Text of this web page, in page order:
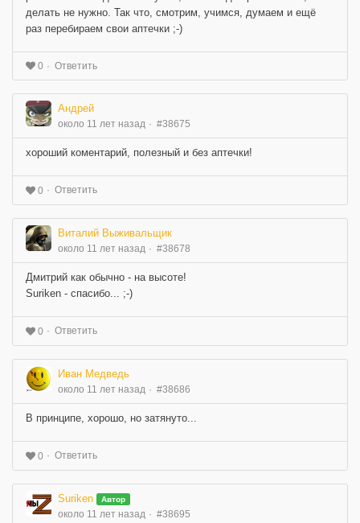
делать не нужно. Так что, смотрим, учимся, думаем и ещё
раз перебираем свои аптечки ;-)
0 Ответить
Андрей
около 11 лет назад #38675
хороший коментарий, полезный и без аптечки!
0 Ответить
Виталий Выживальщик
около 11 лет назад #38678
Дмитрий как обычно - на высоте!
Suriken - спасибо... ;-)
0 Ответить
Иван Медведь
около 11 лет назад #38686
В принципе, хорошо, но затянуто...
0 Ответить
Suriken Автор
около 11 лет назад #38695